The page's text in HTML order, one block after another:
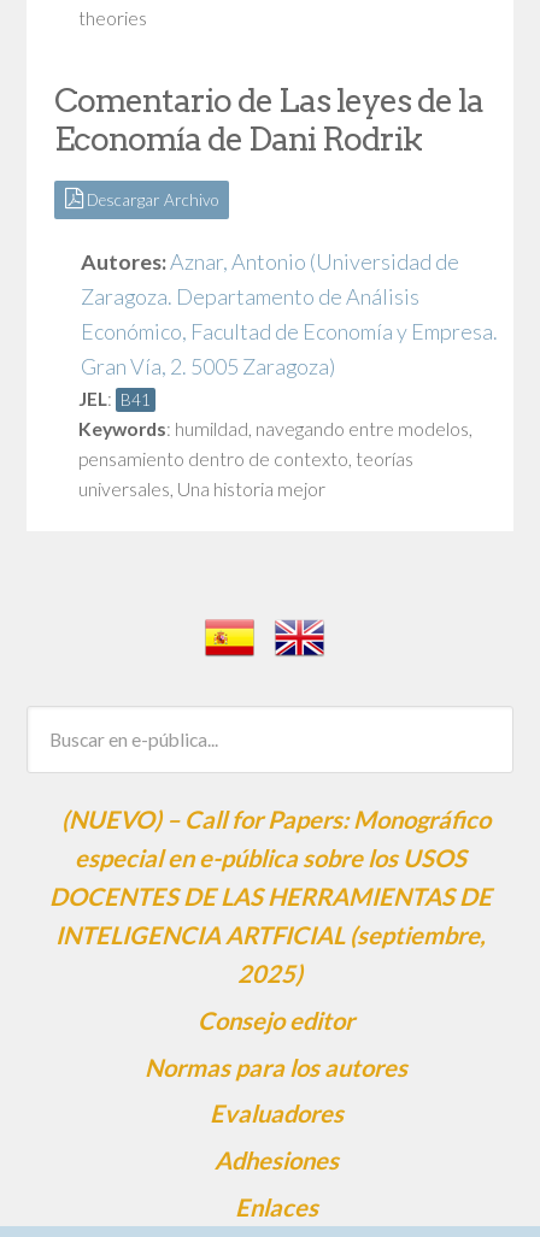
theories
Comentario de Las leyes de la
Economía de Dani Rodrik
Descargar Archivo
Autores:Aznar, Antonio (Universidad de
Zaragoza. Departamento de Análisis
Económico, Facultad de Economía y Empresa.
Gran Vía, 2. 5005 Zaragoza)
JEL: B41
Keywords: humildad, navegando entre modelos,
pensamiento dentro de contexto, teorías
universales, Una historia mejor
(NUEVO) – Call for Papers: Monográfico
especial en e-pública sobre los USOS
DOCENTES DE LAS HERRAMIENTAS DE
INTELIGENCIA ARTFICIAL (septiembre,
2025)
Consejo editor
Normas para los autores
Evaluadores
Adhesiones
Enlaces